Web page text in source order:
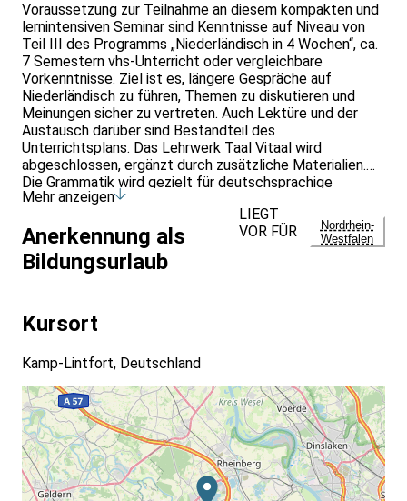
Voraussetzung zur Teilnahme an diesem kompakten und
lernintensiven Seminar sind Kenntnisse auf Niveau von
Teil III des Programms „Niederländisch in 4 Wochen“, ca.
7 Semestern vhs-Unterricht oder vergleichbare
Vorkenntnisse. Ziel ist es, längere Gespräche auf
Niederländisch zu führen, Themen zu diskutieren und
Meinungen sicher zu vertreten. Auch Lektüre und der
Austausch darüber sind Bestandteil des
Unterrichtsplans. Das Lehrwerk Taal Vitaal wird
abgeschlossen, ergänzt durch zusätzliche Materialien.
Die Grammatik wird gezielt für deutschsprachige
Lernende vermittelt. Der Kurs führt zum Niveau B1 (GER)
Quereinsteiger können das Lehrbuch //Taal vitaal.
Niederländisch für Anfänger. Hueber. ISBN 978-3-19-
095252-6 (Arbeitsbuch) und ISBN 978-3-19-005252-3
(Kursbuch)// über den Dozenten für die Dauer des
2 //
Mehr anzeigen
Anerkennung als
Bildungsurlaub
LIEGT
VOR FÜR
Nordrhein-
Westfalen
Kursort
Kamp-Lintfort, Deutschland